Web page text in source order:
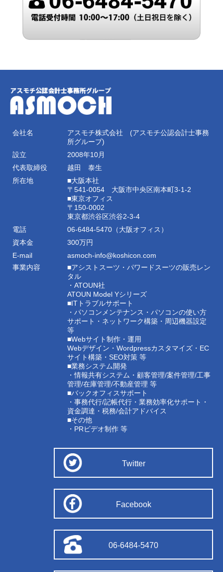
会社名
アスモチ株式会社 (アスモチ公認会計士事務
所グループ)
設立
2008年10月
代表取締役
越田 泰生
所在地
■大阪本社
〒541-0054 大阪市中央区南本町3-1-2
■東京オフィス
〒150-0002
東京都渋谷区渋谷2-3-4
電話
06-6484-5470（大阪オフィス）
資本金
300万円
E-mail
asmoch-info@koshicon.com
事業内容
■アシストスーツ・パワードスーツの販売レン
タル
・ATOUN社
ATOUN Model Yシリーズ
■ITトラブルサポート
・パソコンメンテナンス・パソコンの使い方
サポート・ネットワーク構築・周辺機器設定
等
■Webサイト制作・運用
Webデザイン・Wordpressカスタマイズ・EC
サイト構築・SEO対策 等
■業務システム開発
・情報共有システム・顧客管理/案件管理/工事
管理/在庫管理/不動産管理 等
■バックオフィスサポート
・事務代行/記帳代行・業務効率化サポート・
資金調達・税務/会計アドバイス
■その他
・PRビデオ制作 等
Twitter
Facebook
06-6484-5470